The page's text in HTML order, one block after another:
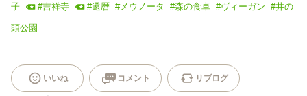
子 #吉祥寺 #還暦 #メウノータ #森の食卓 #ヴィーガン #井の
頭公園
いいね コメント リブログ